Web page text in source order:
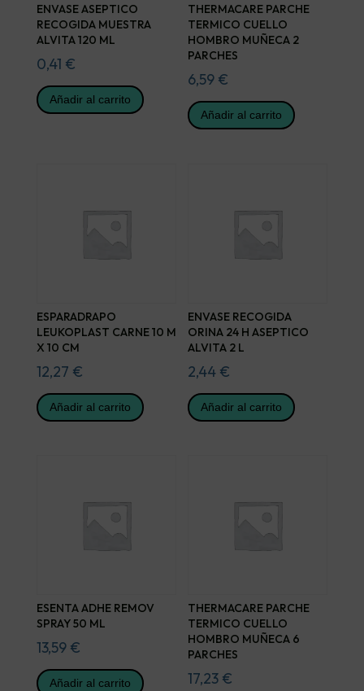
ENVASE ASEPTICO
RECOGIDA MUESTRA
ALVITA 120 ML
0,41 €
Añadir al carrito
THERMACARE PARCHE
TERMICO CUELLO
HOMBRO MUÑECA 2
PARCHES
6,59 €
Añadir al carrito
ESPARADRAPO
LEUKOPLAST CARNE 10 M
X 10 CM
12,27 €
Añadir al carrito
ENVASE RECOGIDA
ORINA 24 H ASEPTICO
ALVITA 2 L
2,44 €
Añadir al carrito
ESENTA ADHE REMOV
SPRAY 50 ML
13,59 €
Añadir al carrito
THERMACARE PARCHE
TERMICO CUELLO
HOMBRO MUÑECA 6
PARCHES
17,23 €